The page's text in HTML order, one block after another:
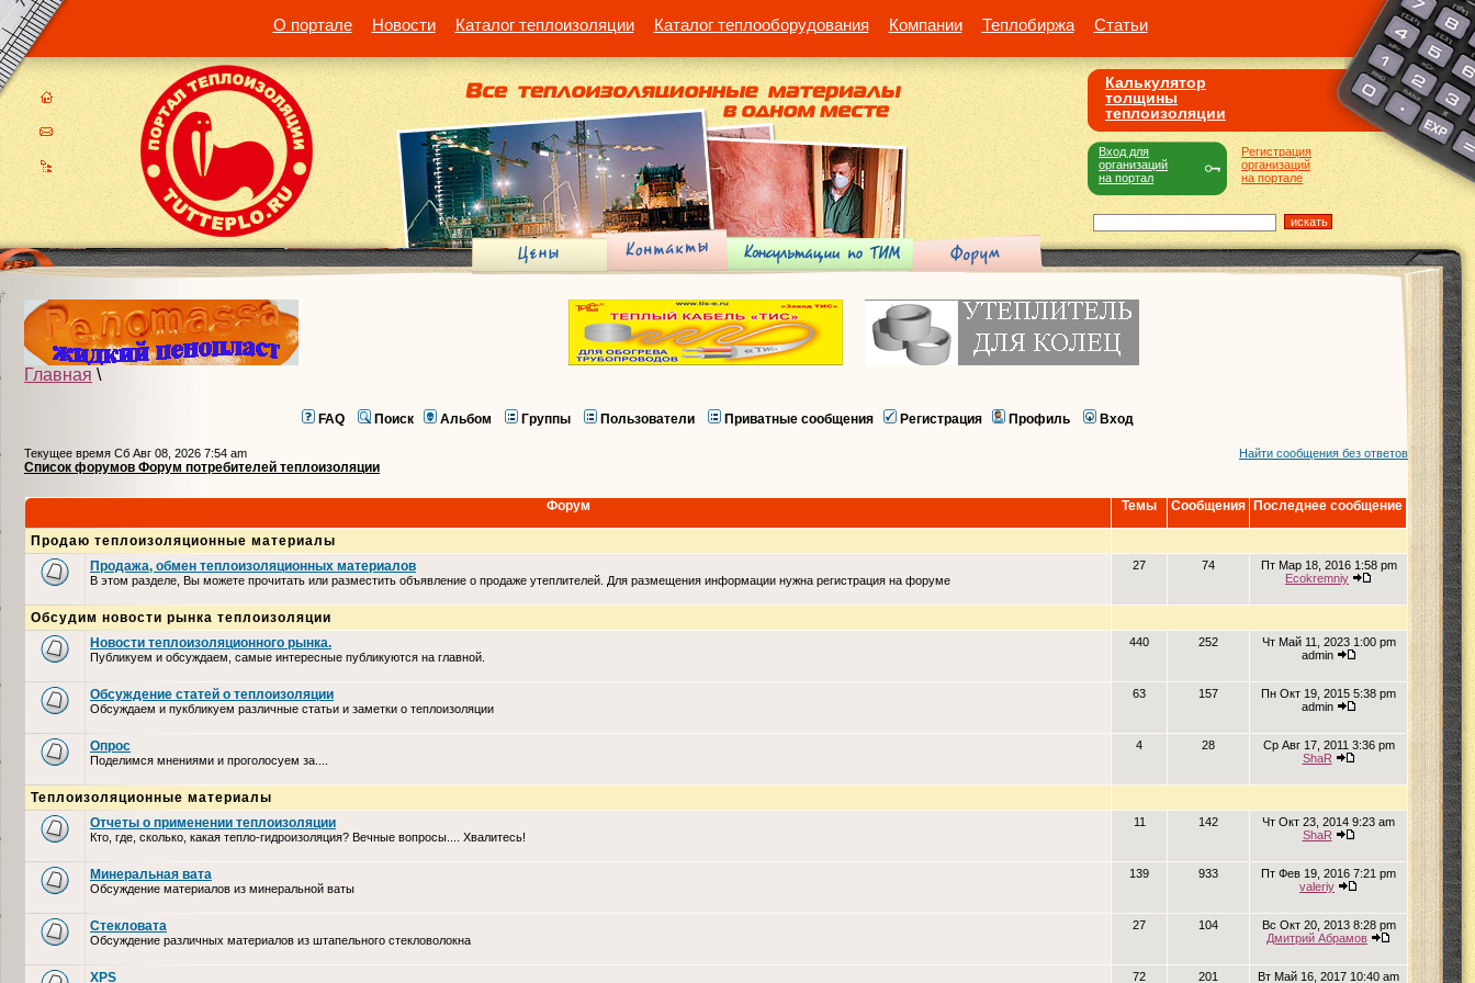
О портале Новости Каталог теплоизоляции Каталог теплооборудования Компании Теплобиржа Статьи
Калькулятор
толщины
теплоизоляции
Регистрация
организаций
на портале
Вход для
организаций
на портал
Главная \
FAQ Поиск Альбом Группы Пользователи Приватные сообщения Регистрация Профиль Вход
Текущее время Сб Авг 08, 2026 7:54 am
Список форумов Форум потребителей теплоизоляции
Найти сообщения без ответов
Форум Темы Сообщения Последнее сообщение
Продаю теплоизоляционные материалы
Продажа, обмен теплоизоляционных материалов
В этом разделе, Вы можете прочитать или разместить объявление о продаже утеплителей. Для размещения информации нужна регистрация на форуме
27 74
Пт Мар 18, 2016 1:58 pm
Ecokremniy
Обсудим новости рынка теплоизоляции
Новости теплоизоляционного рынка.
Публикуем и обсуждаем, самые интересные публикуются на главной.
440 252
Чт Май 11, 2023 1:00 pm
admin
Обсуждение статей о теплоизоляции
Обсуждаем и пукбликуем различные статьи и заметки о теплоизоляции
63 157
Пн Окт 19, 2015 5:38 pm
admin
Опрос
Поделимся мнениями и проголосуем за....
4 28
Ср Авг 17, 2011 3:36 pm
ShaR
Теплоизоляционные материалы
Отчеты о применении теплоизоляции
Кто, где, сколько, какая тепло-гидроизоляция? Вечные вопросы.... Хвалитесь!
11 142
Чт Окт 23, 2014 9:23 am
ShaR
Минеральная вата
Обсуждение материалов из минеральной ваты
139 933
Пт Фев 19, 2016 7:21 pm
valeriy
Стекловата
Обсуждение различных материалов из штапельного стекловолокна
27 104
Вс Окт 20, 2013 8:28 pm
Дмитрий Абрамов
XPS 72 201 Вт Май 16, 2017 10:40 am